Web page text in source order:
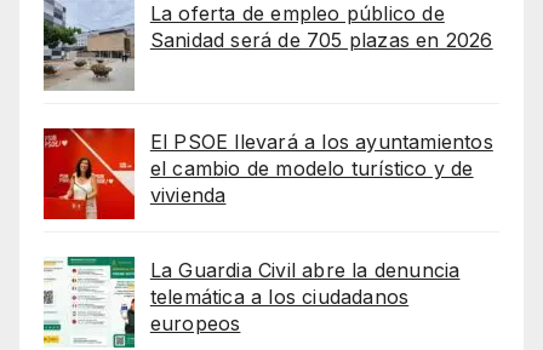
La oferta de empleo público de
Sanidad será de 705 plazas en 2026
El PSOE llevará a los ayuntamientos
el cambio de modelo turístico y de
vivienda
La Guardia Civil abre la denuncia
telemática a los ciudadanos
europeos